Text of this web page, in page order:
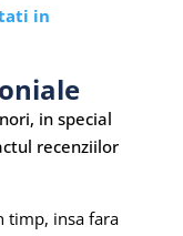
in
in special
recenziilor
timp, insa fara